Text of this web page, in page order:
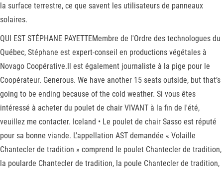
la surface terrestre, ce que savent les utilisateurs de panneaux
solaires.
QUI EST STÉPHANE PAYETTEMembre de l'Ordre des technologues du
Québec, Stéphane est expert-conseil en productions végétales à
Novago Coopérative.Il est également journaliste à la pige pour le
Coopérateur. Generous. We have another 15 seats outside, but that’s
going to be ending because of the cold weather. Si vous êtes
intéressé à acheter du poulet de chair VIVANT à la fin de l'été,
veuillez me contacter. Iceland • Le poulet de chair Sasso est réputé
pour sa bonne viande. L'appellation AST demandée « Volaille
Chantecler de tradition » comprend le poulet Chantecler de tradition,
la poularde Chantecler de tradition, la poule Chantecler de tradition,